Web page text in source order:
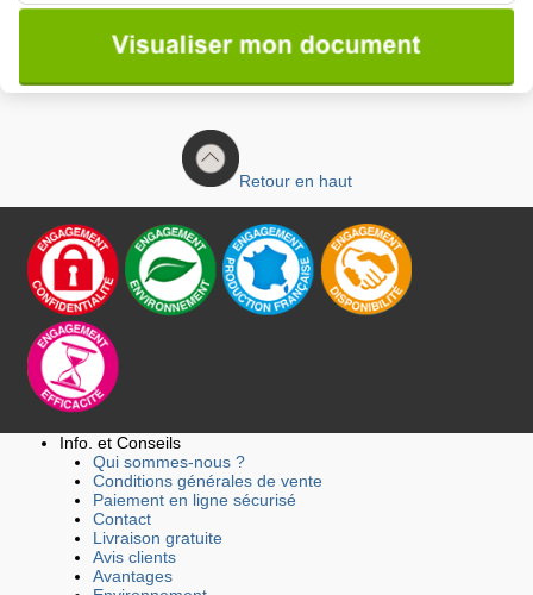
Retour en haut
Info. et Conseils
Qui sommes-nous ?
Conditions générales de vente
Paiement en ligne sécurisé
Contact
Livraison gratuite
Avis clients
Avantages